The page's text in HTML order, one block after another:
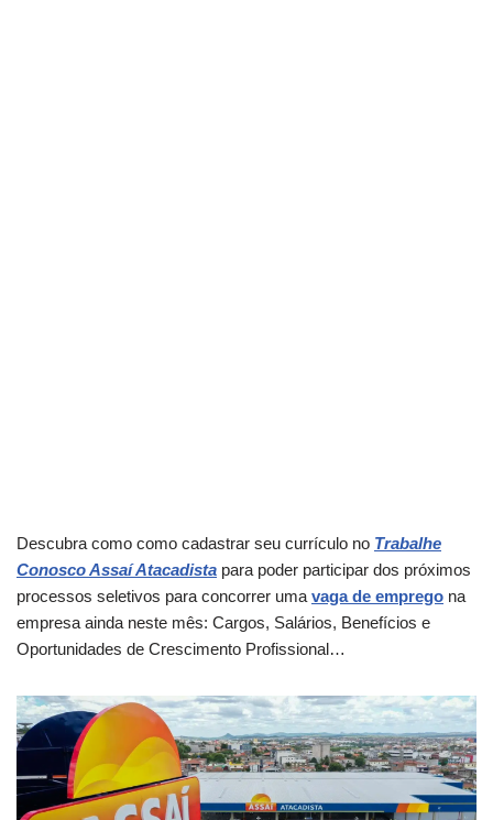
Descubra como como cadastrar seu currículo no Trabalhe
Conosco Assaí Atacadista para poder participar dos próximos
processos seletivos para concorrer uma vaga de emprego na
empresa ainda neste mês: Cargos, Salários, Benefícios e
Oportunidades de Crescimento Profissional…